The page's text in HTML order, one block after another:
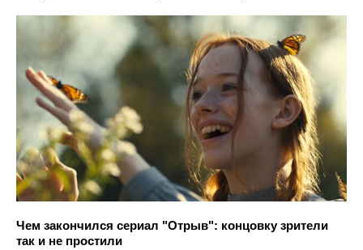
Чем закончился сериал "Отрыв": концовку зрители
так и не простили